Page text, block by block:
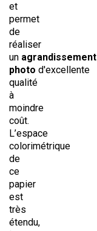
et
permet
de
réaliser
un agrandissement
photo d'excellente
qualité
à
moindre
coût.
L’espace
colorimétrique
de
ce
papier
est
très
étendu,